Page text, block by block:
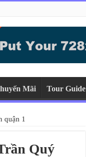
Mãi Tour Guide
quận 1
Quý